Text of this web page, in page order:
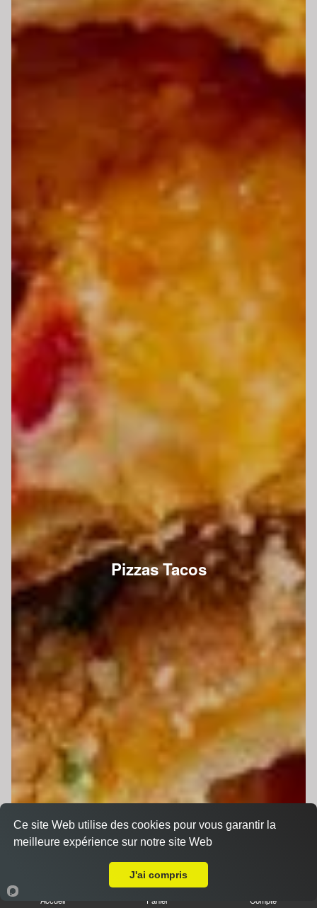
Pizzas Tacos
Accueil Panier Compte
Ce site Web utilise des cookies pour vous garantir la
meilleure expérience sur notre site Web
J'ai compris